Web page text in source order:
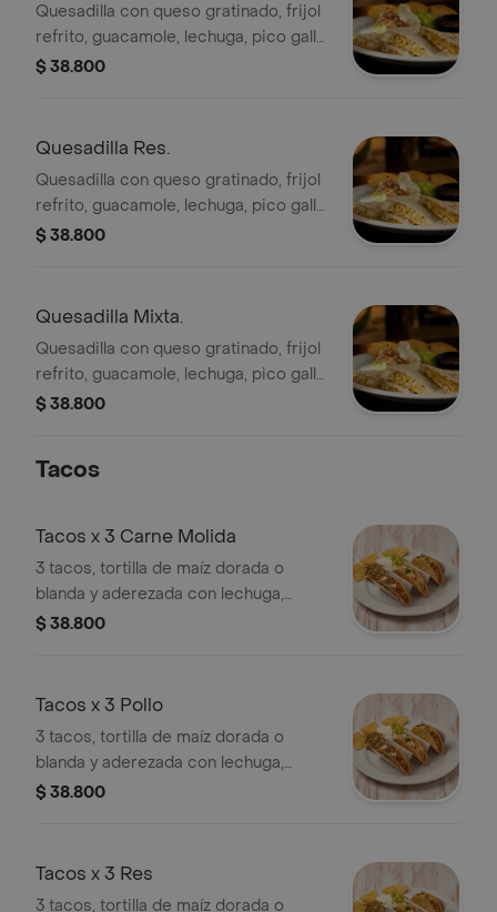
Quesadilla con queso gratinado, frijol
refrito, guacamole, lechuga, pico gallo
y sour cream.
$ 38.800
Quesadilla Res.
Quesadilla con queso gratinado, frijol
refrito, guacamole, lechuga, pico gallo
y sour cream.
$ 38.800
Quesadilla Mixta.
Quesadilla con queso gratinado, frijol
refrito, guacamole, lechuga, pico gallo
y sour cream.
$ 38.800
Tacos
Tacos x 3 Carne Molida
3 tacos, tortilla de maíz dorada o
blanda y aderezada con lechuga,
guacamole, pico de gallo y sour
$ 38.800
Tacos x 3 Pollo
3 tacos, tortilla de maíz dorada o
blanda y aderezada con lechuga,
guacamole, pico de gallo y sour
$ 38.800
Tacos x 3 Res
3 tacos, tortilla de maíz dorada o